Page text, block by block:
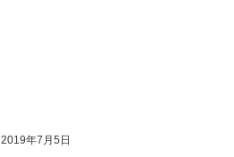
2019年7月5日